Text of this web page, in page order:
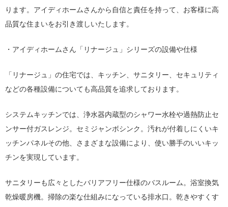
ります。アイディホームさんから自信と責任を持って、お客様に高
品質な住まいをお引き渡しいたします。
・アイディホームさん「リナージュ」シリーズの設備や仕様
「リナージュ」の住宅では、キッチン、サニタリー、セキュリティ
などの各種設備についても高品質を追求しております。
システムキッチンでは、浄水器内蔵型のシャワー水栓や過熱防止セ
ンサー付ガスレンジ。セミジャンボシンク。汚れが付着しにくいキ
ッチンパネルその他、さまざまな設備により、使い勝手のいいキッ
チンを実現しています。
サニタリーも広々としたバリアフリー仕様のバスルーム。浴室換気
乾燥暖房機。掃除の楽な仕組みになっている排水口。乾きやすくす